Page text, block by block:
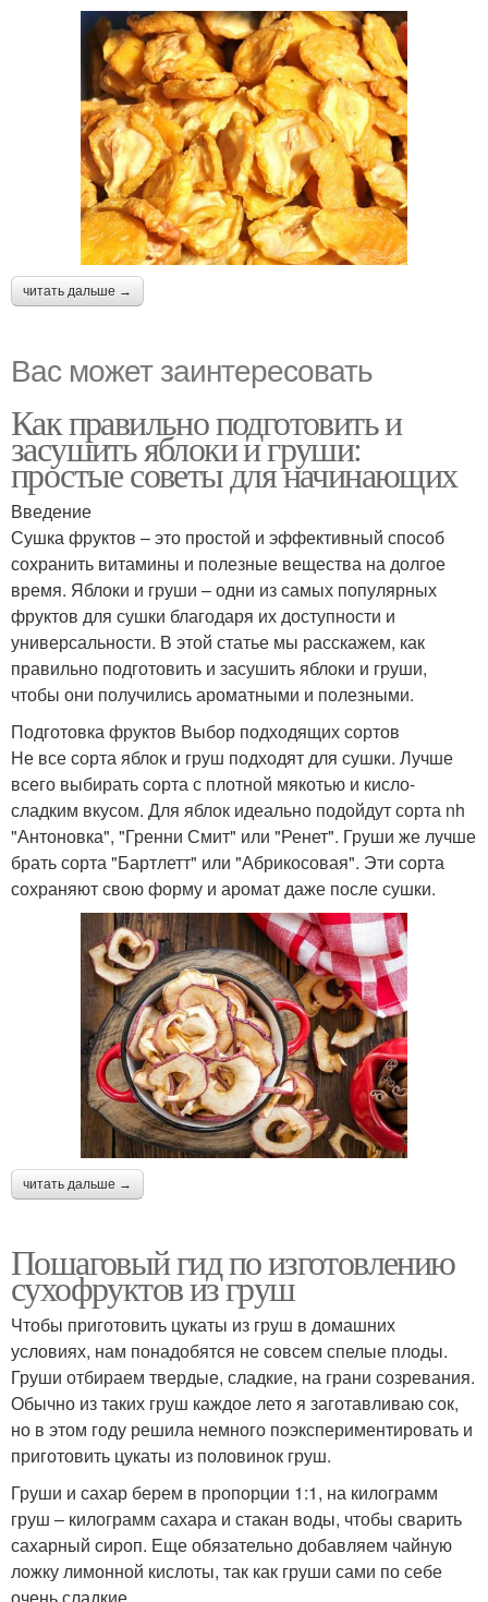
читать дальше →
Вас может заинтересовать
Как правильно подготовить и
засушить яблоки и груши:
простые советы для начинающих
Введение
Сушка фруктов – это простой и эффективный способ
сохранить витамины и полезные вещества на долгое
время. Яблоки и груши – одни из самых популярных
фруктов для сушки благодаря их доступности и
универсальности. В этой статье мы расскажем, как
правильно подготовить и засушить яблоки и груши,
чтобы они получились ароматными и полезными.
Подготовка фруктов Выбор подходящих сортов
Не все сорта яблок и груш подходят для сушки. Лучше
всего выбирать сорта с плотной мякотью и кисло-
сладким вкусом. Для яблок идеально подойдут сорта nh
"Антоновка", "Гренни Смит" или "Ренет". Груши же лучше
брать сорта "Бартлетт" или "Абрикосовая". Эти сорта
сохраняют свою форму и аромат даже после сушки.
читать дальше →
Пошаговый гид по изготовлению
сухофруктов из груш
Чтобы приготовить цукаты из груш в домашних
условиях, нам понадобятся не совсем спелые плоды.
Груши отбираем твердые, сладкие, на грани созревания.
Обычно из таких груш каждое лето я заготавливаю сок,
но в этом году решила немного поэкспериментировать и
приготовить цукаты из половинок груш.
Груши и сахар берем в пропорции 1:1, на килограмм
груш – килограмм сахара и стакан воды, чтобы сварить
сахарный сироп. Еще обязательно добавляем чайную
ложку лимонной кислоты, так как груши сами по себе